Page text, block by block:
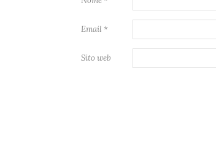
Email *
Sito web